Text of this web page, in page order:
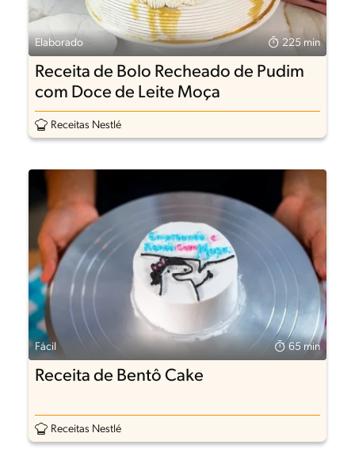
Elaborado 225 min
Receita de Bolo Recheado de Pudim
com Doce de Leite Moça
Receitas Nestlé
Fácil 65 min
Receita de Bentô Cake
Receitas Nestlé